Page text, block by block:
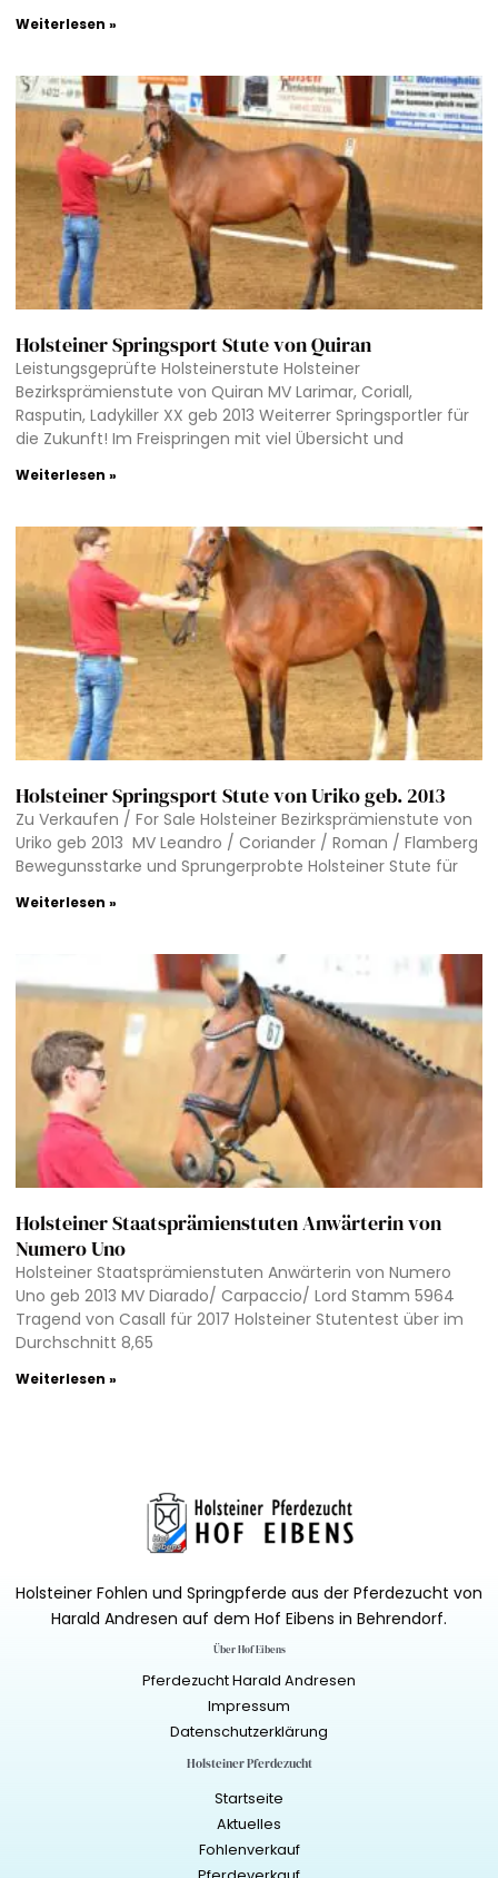
Weiterlesen »
Holsteiner Springsport Stute von Quiran
Leistungsgeprüfte Holsteinerstute Holsteiner
Bezirksprämienstute von Quiran MV Larimar, Coriall,
Rasputin, Ladykiller XX geb 2013 Weiterrer Springsportler für
die Zukunft! Im Freispringen mit viel Übersicht und
Weiterlesen »
Holsteiner Springsport Stute von Uriko geb. 2013
Zu Verkaufen / For Sale Holsteiner Bezirksprämienstute von
Uriko geb 2013 MV Leandro / Coriander / Roman / Flamberg
Bewegunsstarke und Sprungerprobte Holsteiner Stute für
Weiterlesen »
Holsteiner Staatsprämienstuten Anwärterin von
Numero Uno
Holsteiner Staatsprämienstuten Anwärterin von Numero
Uno geb 2013 MV Diarado/ Carpaccio/ Lord Stamm 5964
Tragend von Casall für 2017 Holsteiner Stutentest über im
Durchschnitt 8,65
Weiterlesen »
Holsteiner Fohlen und Springpferde aus der Pferdezucht von
Harald Andresen auf dem Hof Eibens in Behrendorf.
Über Hof Eibens
Pferdezucht Harald Andresen
Impressum
Datenschutzerklärung
Holsteiner Pferdezucht
Startseite
Aktuelles
Fohlenverkauf